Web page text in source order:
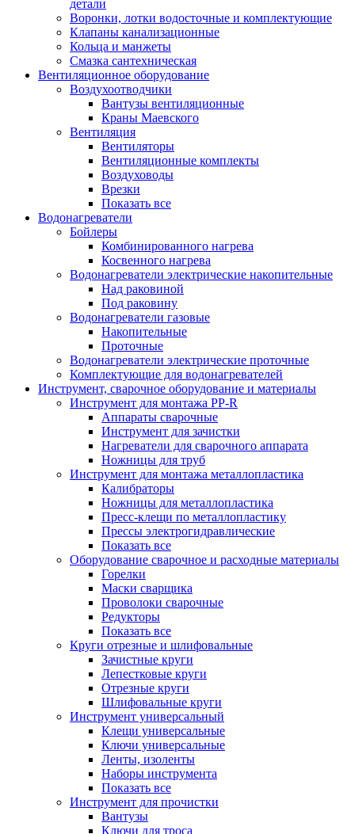
детали
Воронки, лотки водосточные и комплектующие
Клапаны канализационные
Кольца и манжеты
Смазка сантехническая
Вентиляционное оборудование
Воздухоотводчики
Вантузы вентиляционные
Краны Маевского
Вентиляция
Вентиляторы
Вентиляционные комплекты
Воздуховоды
Врезки
Показать все
Водонагреватели
Бойлеры
Комбинированного нагрева
Косвенного нагрева
Водонагреватели электрические накопительные
Над раковиной
Под раковину
Водонагреватели газовые
Накопительные
Проточные
Водонагреватели электрические проточные
Комплектующие для водонагревателей
Инструмент, сварочное оборудование и материалы
Инструмент для монтажа PP-R
Аппараты сварочные
Инструмент для зачистки
Нагреватели для сварочного аппарата
Ножницы для труб
Инструмент для монтажа металлопластика
Калибраторы
Ножницы для металлопластика
Пресс-клещи по металлопластику
Прессы электрогидравлические
Показать все
Оборудование сварочное и расходные материалы
Горелки
Маски сварщика
Проволоки сварочные
Редукторы
Показать все
Круги отрезные и шлифовальные
Зачистные круги
Лепестковые круги
Отрезные круги
Шлифовальные круги
Инструмент универсальный
Клещи универсальные
Ключи универсальные
Ленты, изоленты
Наборы инструмента
Показать все
Инструмент для прочистки
Вантузы
Ключи для троса